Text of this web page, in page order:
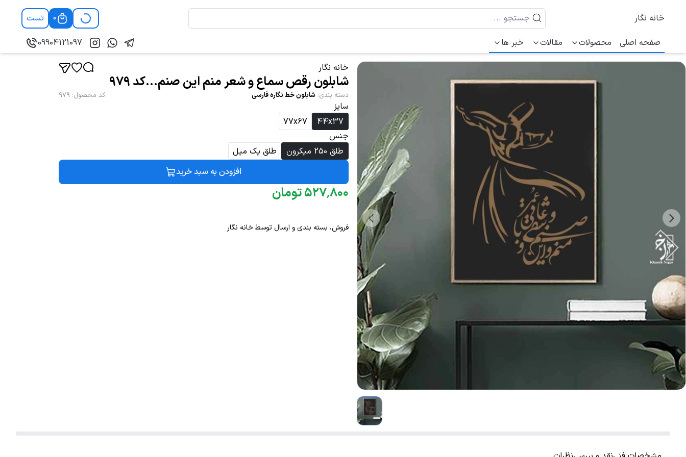
خانه نگار 0
تست
صفحه اصلی
محصولات مقالات خبر ها 09904121097
خانه نگار
شابلون رقص سماع و شعر منم این صنم...کد 979
دسته بندی: شابلون خط نگاره فارسی کد محصول:
979
سایز
44x37
77x67
جنس
طلق 250 میکرون
طلق یک میل
افزودن به سبد خرید
۵۲۷٬۸۰۰ تومان
فروش، بسته بندی و ارسال توسط خانه نگار